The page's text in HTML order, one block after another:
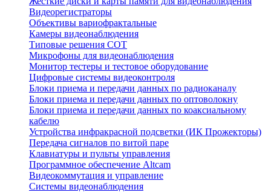
Видеорегистраторы
Объективы вариофрактальные
Камеры видеонаблюдения
Типовые решения СОТ
Микрофоны для видеонаблюдения
Монитор тестеры и тестовое оборудование
Цифровые системы видеоконтроля
Блоки приема и передачи данных по радиоканалу
Блоки приема и передачи данных по оптоволокну
Блоки приема и передачи данных по коаксиальному
кабелю
Устройства инфракрасной подсветки (ИК Прожекторы)
Передача сигналов по витой паре
Клавиатуры и пульты управления
Программное обеспечение Altcam
Видеокоммутация и управление
Системы видеонаблюдения